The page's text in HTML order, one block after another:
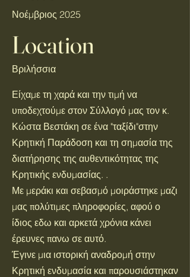
Νοέμβριος 2025
Location
Βριλήσσια
Είχαμε τη χαρά και την τιμή να
υποδεχτούμε στον Σύλλογό μας τον κ.
Κώστα Βεστάκη σε ένα "ταξίδι"στην
Κρητική Παράδοση και τη σημασία της
διατήρησης της αυθεντικότητας της
Κρητικής ενδυμασίας. .
Με μεράκι και σεβασμό μοιράστηκε μαζι
μας πολύτιμες πληροφορίες, αφού ο
ίδιος εδω και αρκετά χρόνια κάνει
έρευνες πανω σε αυτό.
Έγινε μια ιστορική αναδρομή στην
Κρητική ενδυμασία και παρουσιάστηκαν